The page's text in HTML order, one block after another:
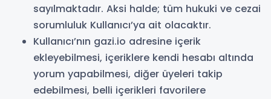
sayılmaktadır. Aksi halde; tüm hukuki ve cezai
sorumluluk Kullanıcı’ya ait olacaktır.
Kullanıcı’nın gazi.io adresine içerik
ekleyebilmesi, içeriklere kendi hesabı altında
yorum yapabilmesi, diğer üyeleri takip
edebilmesi, belli içerikleri favorilere